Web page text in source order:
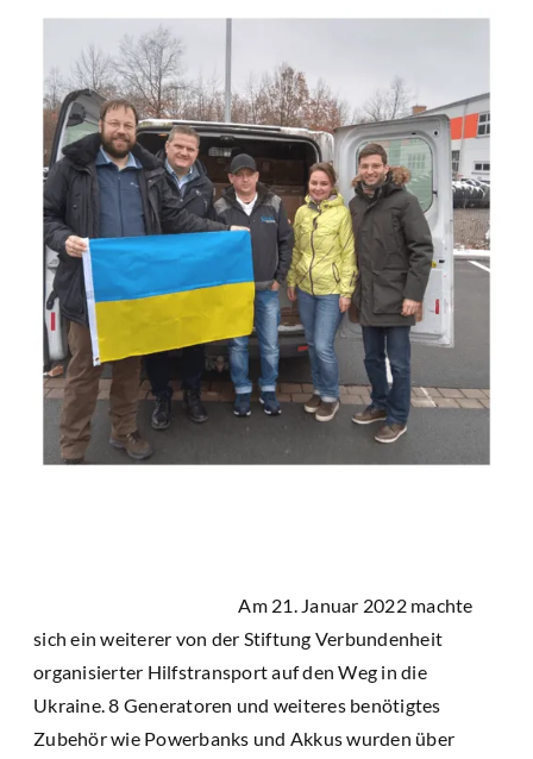
Am 21. Januar 2022 machte
sich ein weiterer von der Stiftung Verbundenheit
organisierter Hilfstransport auf den Weg in die
Ukraine. 8 Generatoren und weiteres benötigtes
Zubehör wie Powerbanks und Akkus wurden über